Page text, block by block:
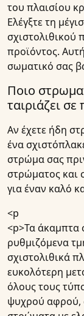
του πλαισίου
Ελέγξτε τη
σχιστολιθικού
προϊόντος.
σωματικό σας
Ποιο
ταιριάζει
Αν έχετε ήδη
ένα
στρώμα σας
στρώματος και
για έναν καλό
<p
<p>Τα άκαμπτα
ρυθμιζόμενα
σχιστολιθικά
ευκολότερη
όλους τους
ψυχρού αφρού,